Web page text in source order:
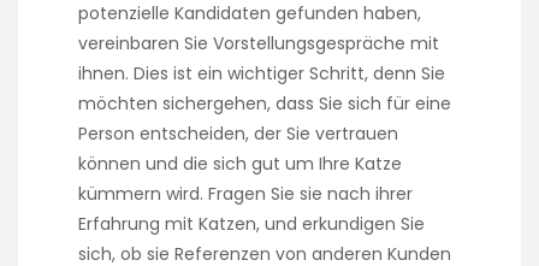
potenzielle Kandidaten gefunden haben,
vereinbaren Sie Vorstellungsgespräche mit
ihnen. Dies ist ein wichtiger Schritt, denn Sie
möchten sichergehen, dass Sie sich für eine
Person entscheiden, der Sie vertrauen
können und die sich gut um Ihre Katze
kümmern wird. Fragen Sie sie nach ihrer
Erfahrung mit Katzen, und erkundigen Sie
sich, ob sie Referenzen von anderen Kunden